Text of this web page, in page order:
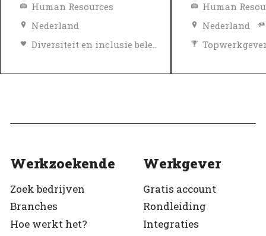
Human Resources
Nederland
Diversiteit en inclusie beleid
Human
Nederland
Werkzoekende
Zoek bedrijven
Branches
Hoe werkt het?
Werkgever
Gratis account
Rondleiding
Integraties